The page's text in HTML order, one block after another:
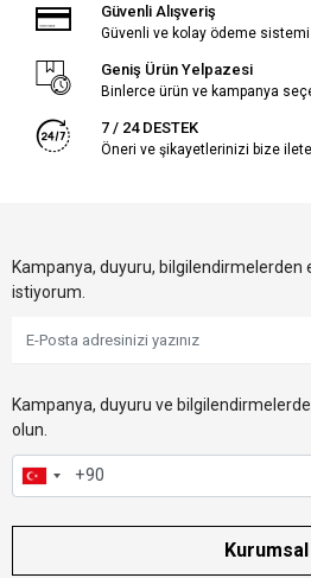
Güvenli Alışveriş
Güvenli ve kolay ödeme sistemi
Geniş Ürün Yelpazesi
Binlerce ürün ve kampanya
7 / 24 DESTEK
Öneri ve şikayetlerinizi bize
Kampanya, duyuru,
istiyorum.
Kampanya, duyuru ve
olun.
Kurumsal